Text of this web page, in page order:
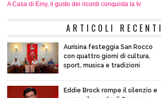
A Casa di Emy, il gusto dei ricordi conquista la tv
ARTICOLI RECENTI
Aurisina festeggia San Rocco
con quattro giorni di cultura,
sport, musica e tradizioni
Eddie Brock rompe il silenzio e